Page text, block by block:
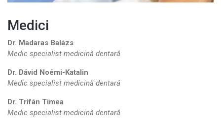
Medici
Dr. Madaras Balázs
Medic specialist medicină dentară
Dr. Dávid Noémi-Katalin
Medic specialist medicină dentară
Dr. Trifán Timea
Medic specialist medicină dentară